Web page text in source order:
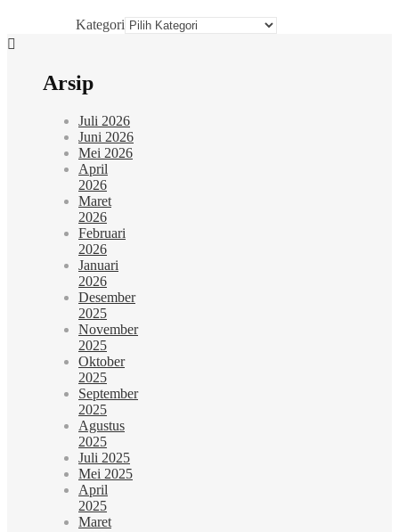
Kategori
Arsip
Juli 2026
Juni 2026
Mei 2026
April
2026
Maret
2026
Februari
2026
Januari
2026
Desember
2025
November
2025
Oktober
2025
September
2025
Agustus
2025
Juli 2025
Mei 2025
April
2025
Maret